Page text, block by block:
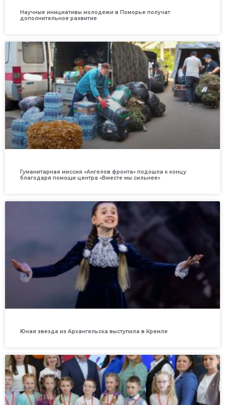
Научные инициативы молодежи в Поморье получат
дополнительное развитие
Гуманитарная миссия «Ангелов фронта» подошла к концу
благодаря помощи центра «Вместе мы сильнее»
Юная звезда из Архангельска выступила в Кремле